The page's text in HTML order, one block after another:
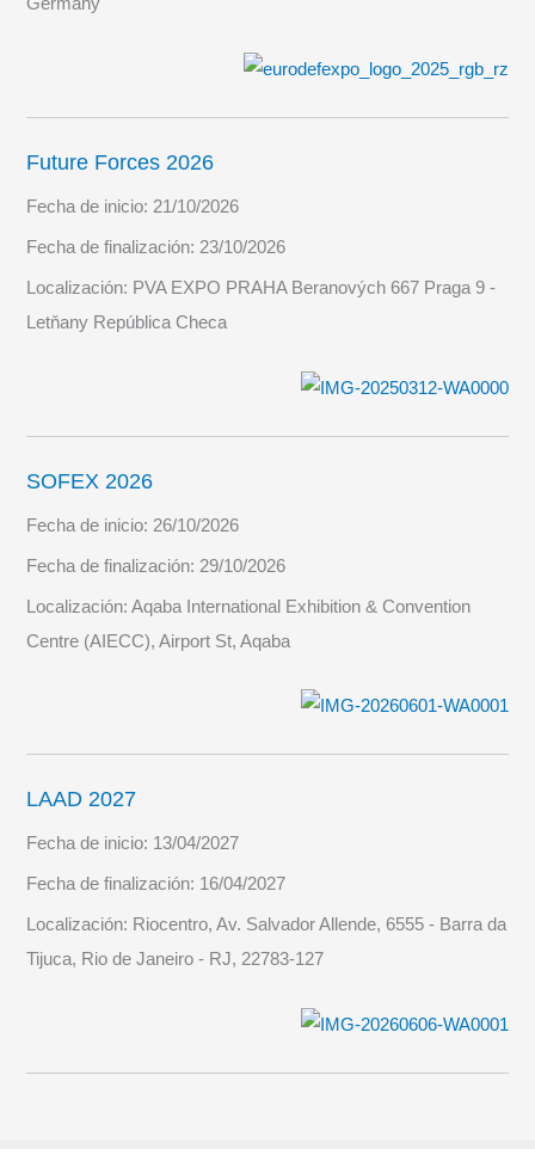
Germany
Future Forces 2026
Fecha de inicio: 21/10/2026
Fecha de finalización: 23/10/2026
Localización: PVA EXPO PRAHA Beranových 667 Praga 9 -
Letňany República Checa
SOFEX 2026
Fecha de inicio: 26/10/2026
Fecha de finalización: 29/10/2026
Localización:Aqaba International Exhibition & Convention
Centre (AIECC), Airport St, Aqaba
LAAD 2027
Fecha de inicio: 13/04/2027
Fecha de finalización: 16/04/2027
Localización: Riocentro, Av. Salvador Allende, 6555 - Barra da
Tijuca, Rio de Janeiro - RJ, 22783-127